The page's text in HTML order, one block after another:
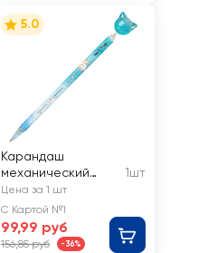
5.0
Карандаш
механический
MESHU Cute Cats,
0,7мм, софт-тач, с
топпером, в
ассортименте
1шт
Цена за 1 шт
С Картой №1
99,99 руб
156,85 руб -36%